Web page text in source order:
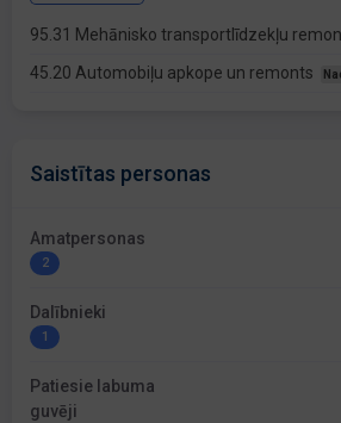
95.31 Mehānisko transportlīdzekļu
45.20 Automobiļu apkope un remonts
Saistītas personas
Amatpersonas
2
Dalībnieki
1
Patiesie labuma
guvēji